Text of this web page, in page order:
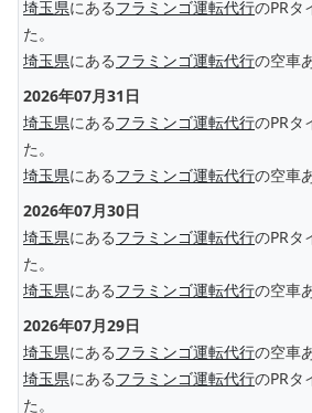
埼玉県にあるフラミンゴ運転代行のPRタ
た。
埼玉県にあるフラミンゴ運転代行の空車
2026年07月31日
埼玉県にあるフラミンゴ運転代行のPRタ
た。
埼玉県にあるフラミンゴ運転代行の空車
2026年07月30日
埼玉県にあるフラミンゴ運転代行のPRタ
た。
埼玉県にあるフラミンゴ運転代行の空車
2026年07月29日
埼玉県にあるフラミンゴ運転代行の空車
埼玉県にあるフラミンゴ運転代行のPRタ
た。